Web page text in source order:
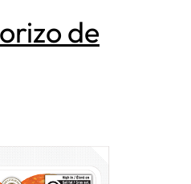
de